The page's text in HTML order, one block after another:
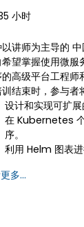
小时
讲师为主导的
希望掌握使用微
高级平台工程师
结束时，参与者
设计和实现可扩展
在 Kubernetes
序。
利用 Helm 图表进
在 Kubernetes 环
多...